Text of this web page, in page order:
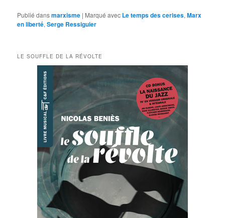
Publié dansmarxisme | Marqué avec Le temps des cerises,Marx
en liberté,Serge Ressiguier
LE SOUFFLE DE LA RÉVOLTE